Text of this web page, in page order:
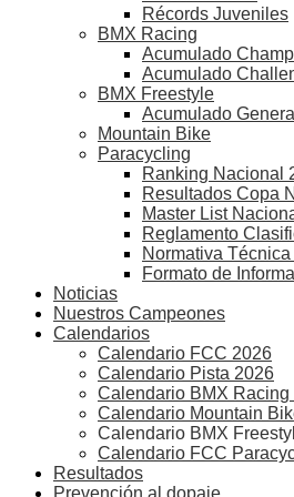
Récords Juveniles
BMX Racing
Acumulado
Acumulado
BMX Freestyle
Acumulado
Mountain Bike
Paracycling
Ranking Nacional
Resultados Copa
Master List
Reglamento
Normativa
Formato de
Noticias
Nuestros Campeones
Calendarios
Calendario FCC 2026
Calendario Pista 2026
Calendario BMX Racing
Calendario Mountain
Calendario BMX
Calendario FCC
Resultados
Prevención al dopaje